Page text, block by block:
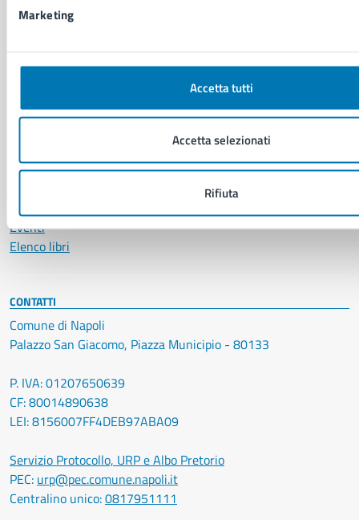
Marketing
Accetta tutti
Accetta selezionati
Rifiuta
Avvisi
Comunicati stampa della Giunta Comunale
Eventi
Elenco libri
CONTATTI
Comune di Napoli
Palazzo San Giacomo, Piazza Municipio - 80133
P. IVA: 01207650639
CF: 80014890638
LEI: 8156007FF4DEB97ABA09
Servizio Protocollo, URP e Albo Pretorio
PEC: urp@pec.comune.napoli.it
Centralino unico:0817951111